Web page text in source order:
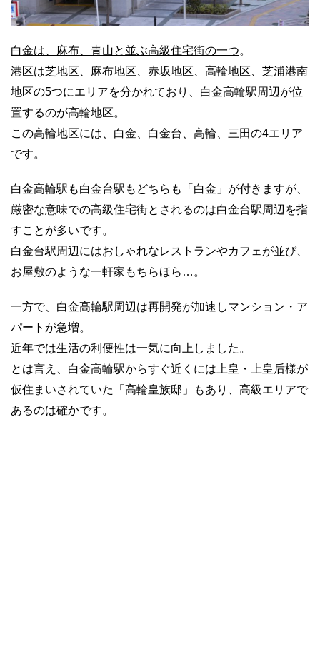
白金は、麻布、青山と並ぶ高級住宅街の一つ。
港区は芝地区、麻布地区、赤坂地区、高輪地区、芝浦港南
地区の5つにエリアを分かれており、白金高輪駅周辺が位
置するのが高輪地区。
この高輪地区には、白金、白金台、高輪、三田の4エリア
です。
白金高輪駅も白金台駅もどちらも「白金」が付きますが、
厳密な意味での高級住宅街とされるのは白金台駅周辺を指
すことが多いです。
白金台駅周辺にはおしゃれなレストランやカフェが並び、
お屋敷のような一軒家もちらほら…。
一方で、白金高輪駅周辺は再開発が加速しマンション・ア
パートが急増。
近年では生活の利便性は一気に向上しました。
とは言え、白金高輪駅からすぐ近くには上皇・上皇后様が
仮住まいされていた「高輪皇族邸」もあり、高級エリアで
あるのは確かです。